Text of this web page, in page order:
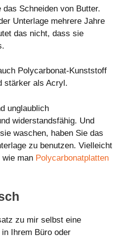
Schneiden von Butter.
Unterlage mehrere Jahre
das nicht, dass sie
Polycarbonat-Kunststoff
stärker als Acryl.
unglaublich
widerstandsfähig. Und
waschen, haben Sie das
zu benutzen. Vielleicht
wie man Polycarbonatplatten
zu mir selbst eine
Ihrem Büro oder